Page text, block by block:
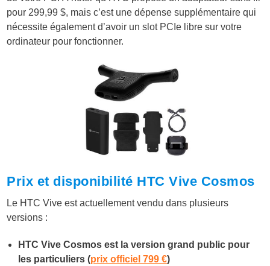
pour 299,99 $, mais c’est une dépense supplémentaire qui
nécessite également d’avoir un slot PCIe libre sur votre
ordinateur pour fonctionner.
Prix et disponibilité HTC Vive Cosmos
Le HTC Vive est actuellement vendu dans plusieurs
versions :
HTC Vive Cosmos est la version grand public pour
les particuliers (prix officiel 799 €)